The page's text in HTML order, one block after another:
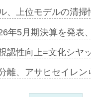
、上位モデルの清
年5月期決算を発表
認性向上=文化シヤ
離、アサヒセイレ